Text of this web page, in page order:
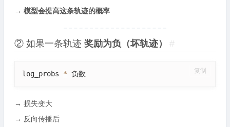
→ 模型会提高这条轨迹的概率
② 如果一条轨迹 奖励为负（坏轨迹） #
log_probs * 负数 复制
→ 损失变大
→ 反向传播后